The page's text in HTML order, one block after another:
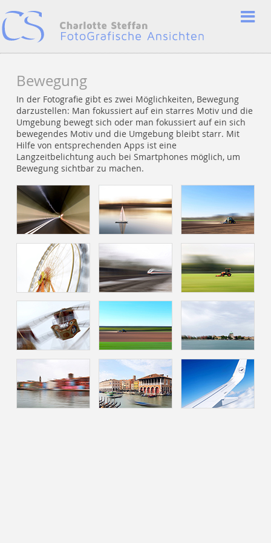
Bewegung
In der Fotografie gibt es zwei Möglichkeiten, Bewegung
darzustellen: Man fokussiert auf ein starres Motiv und die
Umgebung bewegt sich oder man fokussiert auf ein sich
bewegendes Motiv und die Umgebung bleibt starr. Mit
Hilfe von entsprechenden Apps ist eine
Langzeitbelichtung auch bei Smartphones möglich, um
Bewegung sichtbar zu machen.